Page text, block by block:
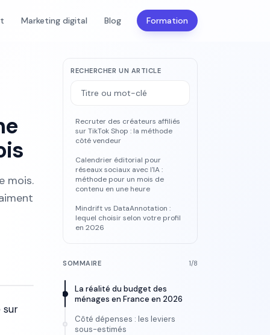
Marketing digital Blog Formation
mois.
sur
RECHERCHER UN ARTICLE
Recruter des créateurs affiliés
sur TikTok Shop : la méthode
côté vendeur
Calendrier éditorial pour
réseaux sociaux avec l'IA :
méthode pour un mois de
contenu en une heure
Mindrift vs DataAnnotation :
lequel choisir selon votre profil
en 2026
SOMMAIRE 1/8
La réalité du budget des
ménages en France en 2026
Côté dépenses : les leviers
sous-estimés